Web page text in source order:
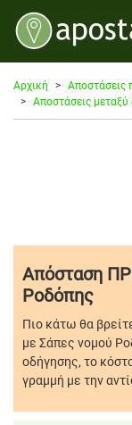
Αρχική
Αποστάσεις
Αποστάσεις
Απόσταση
Ροδόπης
Πιο κάτω θα
με Σάπες νομού
οδήγησης, το
γραμμή με την